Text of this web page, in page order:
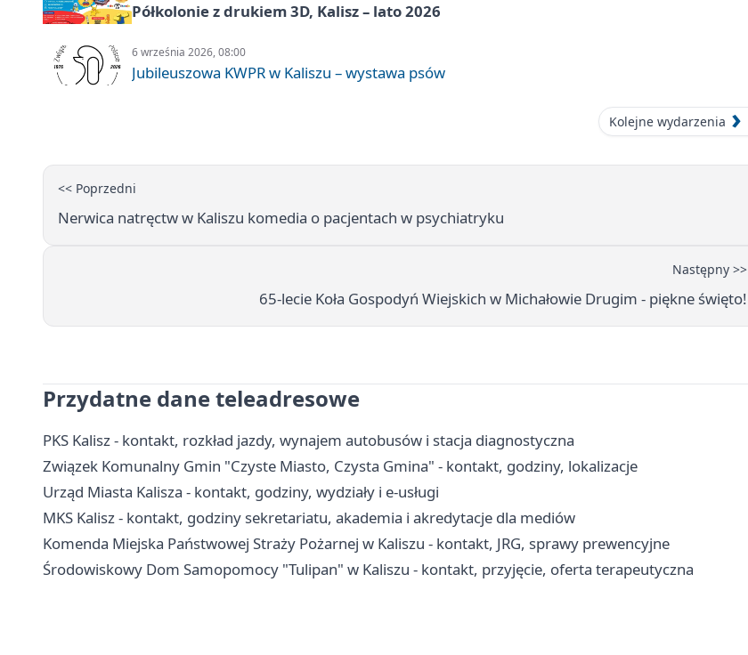
Półkolonie z drukiem 3D, Kalisz – lato 2026
6 września 2026, 08:00
Jubileuszowa KWPR w Kaliszu – wystawa psów
Kolejne wydarzenia
<< Poprzedni
Nerwica natręctw w Kaliszu komedia o pacjentach w psychiatryku
Następny >>
65-lecie Koła Gospodyń Wiejskich w Michałowie Drugim - piękne święto!
Przydatne dane teleadresowe
PKS Kalisz - kontakt, rozkład jazdy, wynajem autobusów i stacja diagnostyczna
Związek Komunalny Gmin "Czyste Miasto, Czysta Gmina" - kontakt, godziny, lokalizacje
Urząd Miasta Kalisza - kontakt, godziny, wydziały i e-usługi
MKS Kalisz - kontakt, godziny sekretariatu, akademia i akredytacje dla mediów
Komenda Miejska Państwowej Straży Pożarnej w Kaliszu - kontakt, JRG, sprawy prewencyjne
Środowiskowy Dom Samopomocy "Tulipan" w Kaliszu - kontakt, przyjęcie, oferta terapeutyczna